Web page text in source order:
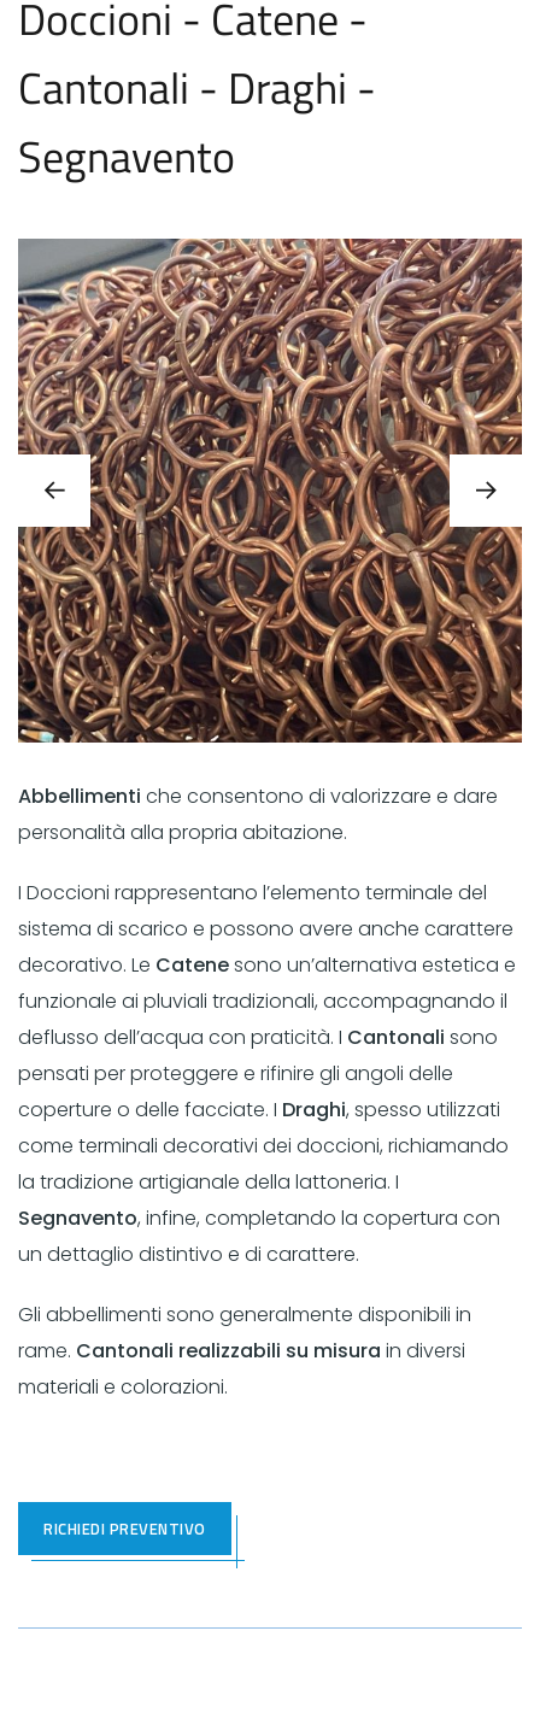
Doccioni - Catene -
Cantonali - Draghi -
Segnavento
Abbellimenti che consentono di valorizzare e dare
personalità alla propria abitazione.
I Doccioni rappresentano l’elemento terminale del
sistema di scarico e possono avere anche carattere
decorativo. Le Catenesono un’alternativa estetica e
funzionale ai pluviali tradizionali, accompagnando il
deflusso dell’acqua con praticità. I Cantonali sono
pensati per proteggere e rifinire gli angoli delle
coperture o delle facciate. I Draghi, spesso utilizzati
come terminali decorativi dei doccioni, richiamando
la tradizione artigianale della lattoneria. I
Segnavento, infine, completando la copertura con
un dettaglio distintivo e di carattere.
Gli abbellimenti sono generalmente disponibili in
rame. Cantonali realizzabili su misura in diversi
materiali e colorazioni.
RICHIEDI PREVENTIVO